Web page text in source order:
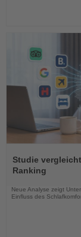
Sie
die
Nachrichten
Studie
Ranking
Neue Analyse zeigt
Einfluss des